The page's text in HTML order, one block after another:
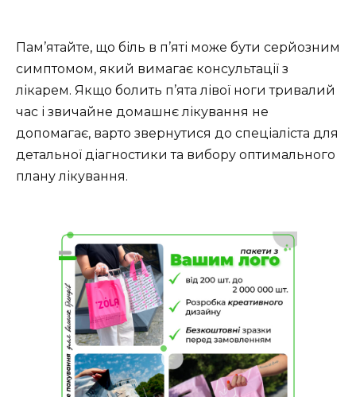
Пам’ятайте, що біль в п’яті може бути серйозним
симптомом, який вимагає консультації з
лікарем. Якщо болить п’ята лівої ноги тривалий
час і звичайне домашнє лікування не
допомагає, варто звернутися до спеціаліста для
детальної діагностики та вибору оптимального
плану лікування.